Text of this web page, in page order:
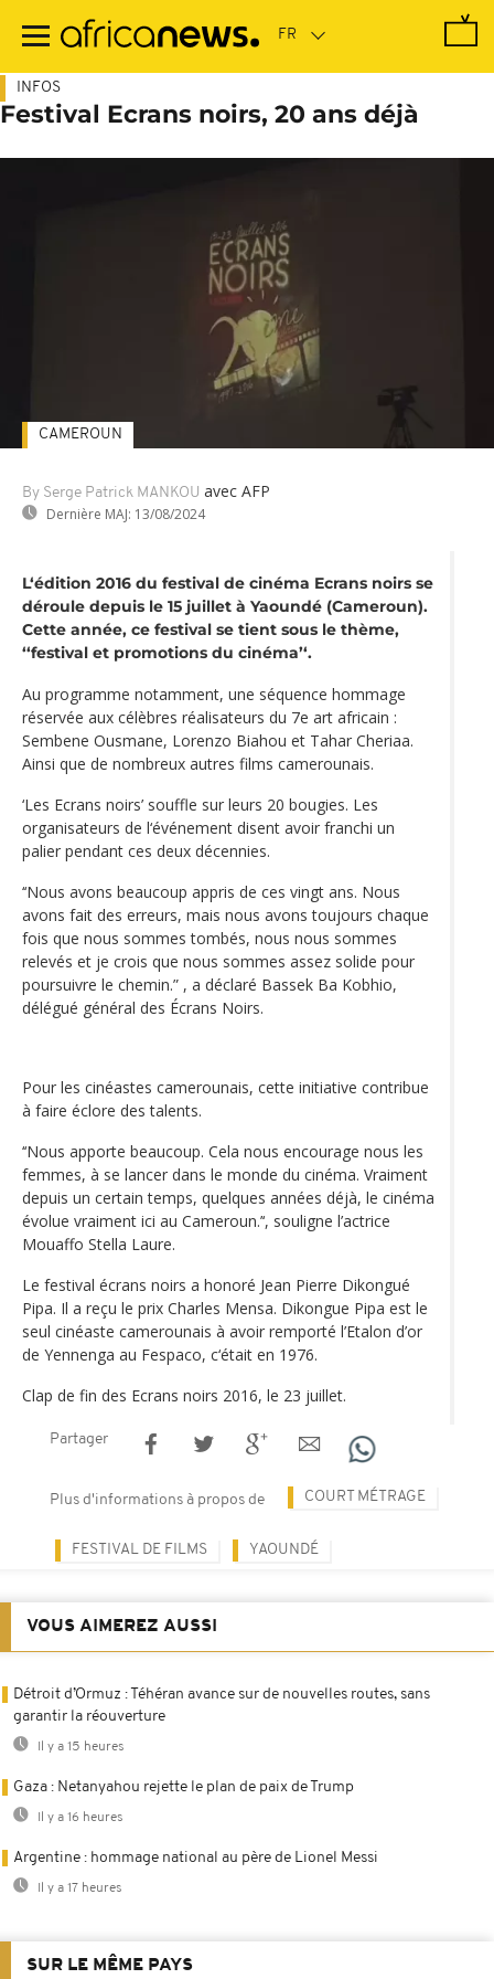
contenu
INFOS
Festival Ecrans noirs, 20 ans déjà
By Serge Patrick MANKOU avec AFP
Dernière MAJ: 13/08/2024
CAMEROUN
L‘édition 2016 du festival de cinéma Ecrans noirs se
déroule depuis le 15 juillet à Yaoundé (Cameroun).
Cette année, ce festival se tient sous le thème,
‘‘festival et promotions du cinéma’‘.
Au programme notamment, une séquence hommage
réservée aux célèbres réalisateurs du 7e art africain :
Sembene Ousmane, Lorenzo Biahou et Tahar Cheriaa.
Ainsi que de nombreux autres films camerounais.
‘Les Ecrans noirs’ souffle sur leurs 20 bougies. Les
organisateurs de l‘événement disent avoir franchi un
palier pendant ces deux décennies.
‘‘Nous avons beaucoup appris de ces vingt ans. Nous
avons fait des erreurs, mais nous avons toujours chaque
fois que nous sommes tombés, nous nous sommes
relevés et je crois que nous sommes assez solide pour
poursuivre le chemin.” , a déclaré Bassek Ba Kobhio,
délégué général des Écrans Noirs.
Pour les cinéastes camerounais, cette initiative contribue
à faire éclore des talents.
‘‘Nous apporte beaucoup. Cela nous encourage nous les
femmes, à se lancer dans le monde du cinéma. Vraiment
depuis un certain temps, quelques années déjà, le cinéma
évolue vraiment ici au Cameroun.’‘, souligne l’actrice
Mouaffo Stella Laure.
Le festival écrans noirs a honoré Jean Pierre Dikongué
Pipa. Il a reçu le prix Charles Mensa. Dikongue Pipa est le
seul cinéaste camerounais à avoir remporté l’Etalon d’or
de Yennenga au Fespaco, c‘était en 1976.
Clap de fin des Ecrans noirs 2016, le 23 juillet.
Partager
Plus d'informations à propos de COURT MÉTRAGE
FESTIVAL DE FILMS YAOUNDÉ
VOUS AIMEREZ AUSSI
Détroit d’Ormuz : Téhéran avance sur de nouvelles routes, sans
garantir la réouverture
Il y a 15 heures
Gaza : Netanyahou rejette le plan de paix de Trump
Il y a 16 heures
Argentine : hommage national au père de Lionel Messi
Il y a 17 heures
SUR LE MÊME PAYS